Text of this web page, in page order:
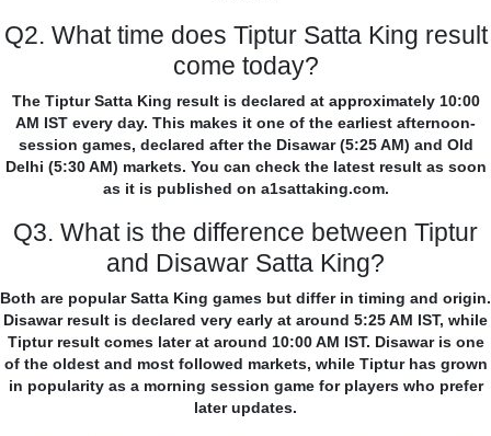
Q2. What time does Tiptur Satta King result
come today?
The Tiptur Satta King result is declared at approximately 10:00
AM IST every day. This makes it one of the earliest afternoon-
session games, declared after the Disawar (5:25 AM) and Old
Delhi (5:30 AM) markets. You can check the latest result as soon
as it is published on a1sattaking.com.
Q3. What is the difference between Tiptur
and Disawar Satta King?
Both are popular Satta King games but differ in timing and origin.
Disawar result is declared very early at around 5:25 AM IST, while
Tiptur result comes later at around 10:00 AM IST. Disawar is one
of the oldest and most followed markets, while Tiptur has grown
in popularity as a morning session game for players who prefer
later updates.